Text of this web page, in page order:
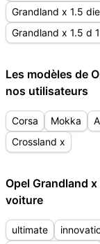
Grandland x 1.5
Grandland x 1.5 d
Les modèles de
nos utilisateurs
Corsa Mokka
Crossland x
Opel Grandland
voiture
ultimate